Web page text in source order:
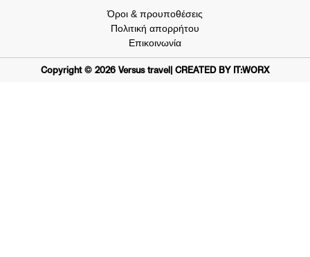
Όροι & προυποθέσεις
Πολιτική απορρήτου
Επικοινωνία
Copyright © 2026 Versus travel| CREATED BY IT:WORX